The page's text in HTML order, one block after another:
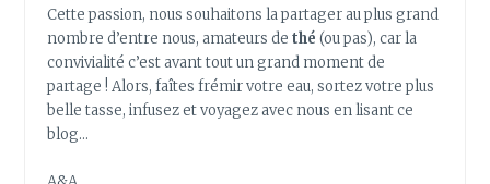
Cette passion, nous souhaitons la partager au plus grand
nombre d’entre nous, amateurs de thé (ou pas), car la
convivialité c’est avant tout un grand moment de
partage ! Alors, faîtes frémir votre eau, sortez votre plus
belle tasse, infusez et voyagez avec nous en lisant ce
blog…